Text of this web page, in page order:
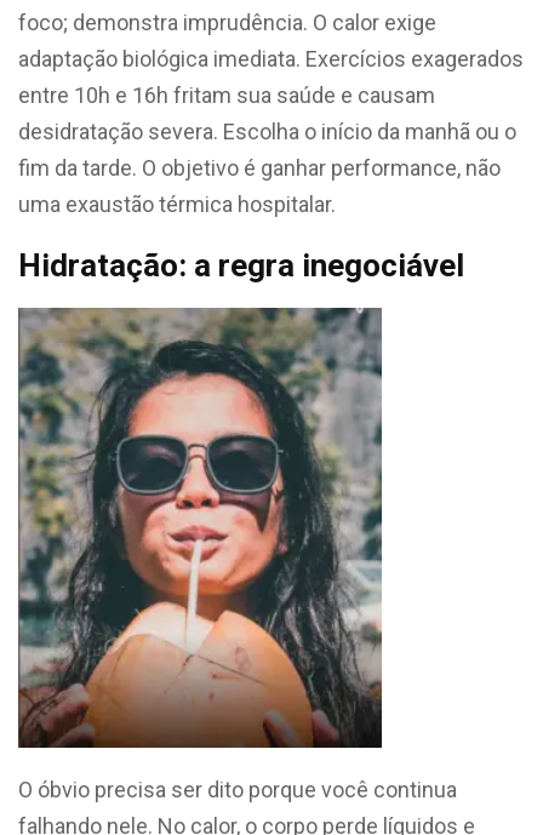
foco; demonstra imprudência. O calor exige
adaptação biológica imediata. Exercícios exagerados
entre 10h e 16h fritam sua saúde e causam
desidratação severa. Escolha o início da manhã ou o
fim da tarde. O objetivo é ganhar performance, não
uma exaustão térmica hospitalar.
Hidratação: a regra inegociável
O óbvio precisa ser dito porque você continua
falhando nele. No calor, o corpo perde líquidos e